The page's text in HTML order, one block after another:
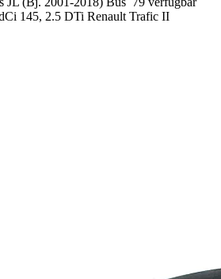
145, 2.5 DTi Renault Trafic II